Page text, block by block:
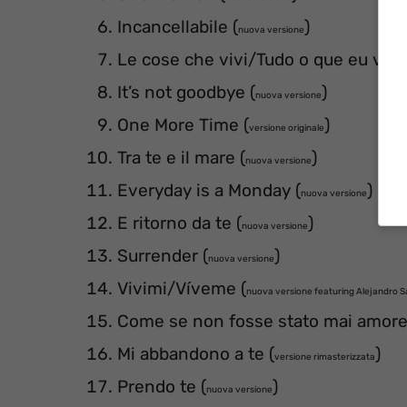
Incancellabile (nuova versione)
Le cose che vivi/Tudo o que eu vivo (
It’s not goodbye (nuova versione)
One More Time (versione originale)
Tra te e il mare (nuova versione)
Everyday is a Monday (nuova versione)
E ritorno da te (nuova versione)
Surrender (nuova versione)
Vivimi/Víveme (nuova versione featuring Alejandro
Come se non fosse stato mai
Mi abbandono a te (versione rimasterizzata)
Prendo te (nuova versione)